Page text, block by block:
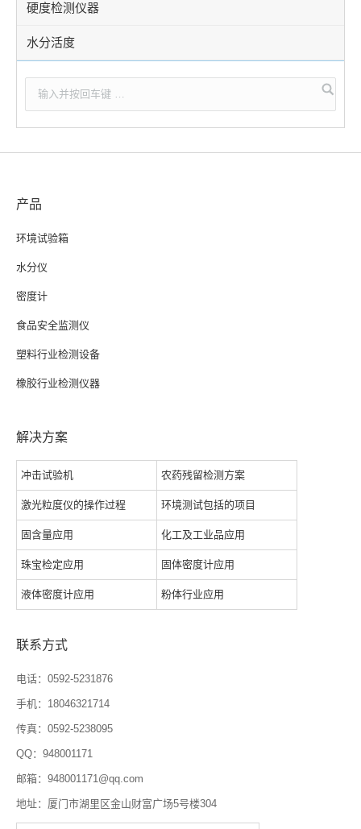
硬度检测仪器
水分活度
产品
环境试验箱
水分仪
密度计
食品安全监测仪
塑料行业检测设备
橡胶行业检测仪器
解决方案
冲击试验机 农药残留检测方案
激光粒度仪的操作过程 环境测试包括的项目
固含量应用 化工及工业品应用
珠宝检定应用 固体密度计应用
液体密度计应用 粉体行业应用
联系方式
电话：0592-5231876
手机：18046321714
传真：0592-5238095
QQ：948001171
邮箱：948001171@qq.com
地址：厦门市湖里区金山财富广场5号楼304